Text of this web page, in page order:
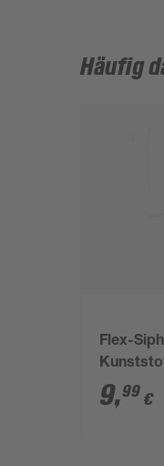
Häufig
Flex-
x 40/50
9,99 €